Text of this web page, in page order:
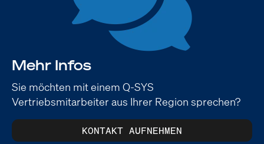
Mehr Infos
Sie möchten mit einem Q-SYS
Vertriebsmitarbeiter aus Ihrer Region sprechen?
KONTAKT AUFNEHMEN